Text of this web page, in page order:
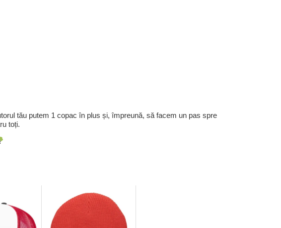
tău putem 1 copac în plus și, împreună, să facem un pas spre
toți.